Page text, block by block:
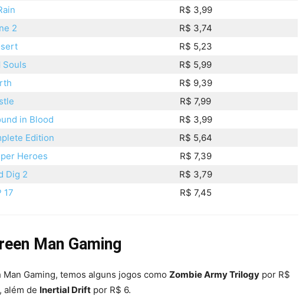
R$ 3,99
2
R$ 3,74
R$ 5,23
Souls
R$ 5,99
R$ 9,39
R$ 7,99
in Blood
R$ 3,99
Edition
R$ 5,64
Heroes
R$ 7,39
Dig 2
R$ 3,79
17
R$ 7,45
Man Gaming
Gaming, temos alguns jogos como Zombie Army Trilogy por R$
além de Inertial Drift por R$ 6.